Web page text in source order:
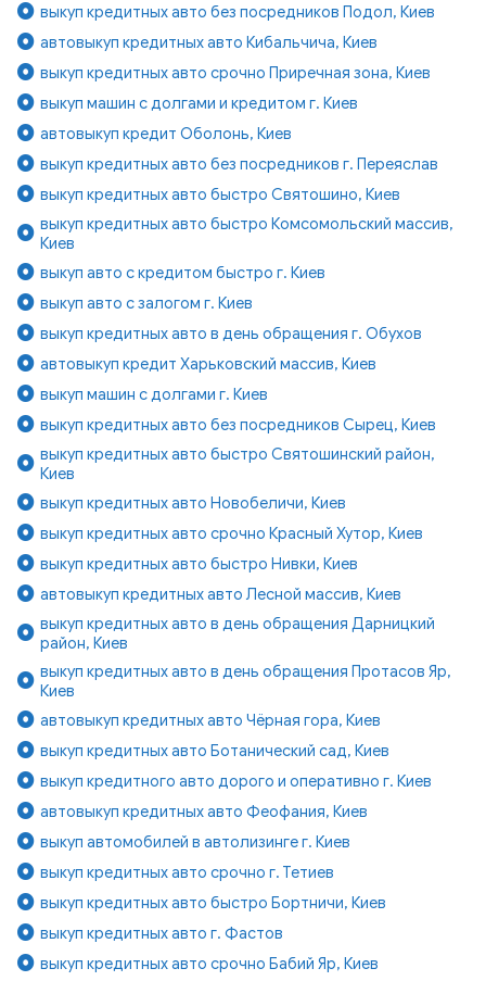
выкуп кредитных авто без посредников Подол, Киев
автовыкуп кредитных авто Кибальчича, Киев
выкуп кредитных авто срочно Приречная зона, Киев
выкуп машин с долгами и кредитом г. Киев
автовыкуп кредит Оболонь, Киев
выкуп кредитных авто без посредников г. Переяслав
выкуп кредитных авто быстро Святошино, Киев
выкуп кредитных авто быстро Комсомольский массив,
Киев
выкуп авто с кредитом быстро г. Киев
выкуп авто с залогом г. Киев
выкуп кредитных авто в день обращения г. Обухов
автовыкуп кредит Харьковский массив, Киев
выкуп машин с долгами г. Киев
выкуп кредитных авто без посредников Сырец, Киев
выкуп кредитных авто быстро Святошинский район,
Киев
выкуп кредитных авто Новобеличи, Киев
выкуп кредитных авто срочно Красный Хутор, Киев
выкуп кредитных авто быстро Нивки, Киев
автовыкуп кредитных авто Лесной массив, Киев
выкуп кредитных авто в день обращения Дарницкий
район, Киев
выкуп кредитных авто в день обращения Протасов Яр,
Киев
автовыкуп кредитных авто Чёрная гора, Киев
выкуп кредитных авто Ботанический сад, Киев
выкуп кредитного авто дорого и оперативно г. Киев
автовыкуп кредитных авто Феофания, Киев
выкуп автомобилей в автолизинге г. Киев
выкуп кредитных авто срочно г. Тетиев
выкуп кредитных авто быстро Бортничи, Киев
выкуп кредитных авто г. Фастов
выкуп кредитных авто срочно Бабий Яр, Киев